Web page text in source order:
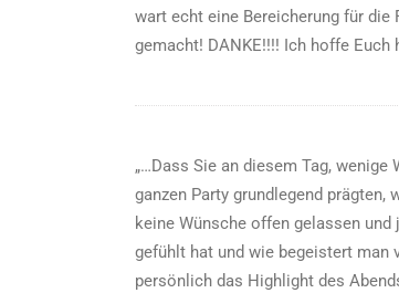
wart echt eine Bereicherung für die
gemacht! DANKE!!!! Ich hoffe Euch
„…Dass Sie an diesem Tag,
ganzen Party grundlegend prägten,
keine Wünsche offen gelassen
gefühlt hat und wie begeistert man
persönlich das Highlight des